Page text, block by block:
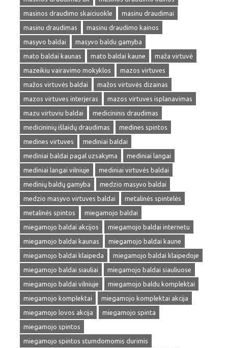
masinos draudimo skaiciuokle
masinu draudimai
masinu draudimas
masinu draudimo kainos
masyvo baldai
masyvo baldu gamyba
mato baldai kaunas
mato baldai kaune
maža virtuvė
mazeikiu vairavimo mokyklos
mazos virtuves
mažos virtuvės baldai
mažos virtuvės dizainas
mazos virtuves interjeras
mazos virtuves isplanavimas
mazu virtuviu baldai
medicininis draudimas
medicininių išlaidų draudimas
medines spintos
medines virtuves
mediniai baldai
mediniai baldai pagal uzsakyma
mediniai langai
mediniai langai vilniuje
mediniai virtuvės baldai
medinių baldų gamyba
medzio masyvo baldai
medzio masyvo virtuves baldai
metalinės spintelės
metalinės spintos
miegamojo baldai
miegamojo baldai akcijos
miegamojo baldai internetu
miegamojo baldai kaunas
miegamojo baldai kaune
miegamojo baldai klaipeda
miegamojo baldai klaipedoje
miegamojo baldai siauliai
miegamojo baldai siauliuose
miegamojo baldai vilniuje
miegamojo baldu komplektai
miegamojo komplektai
miegamojo komplektai akcija
miegamojo lovos akcija
miegamojo spinta
miegamojo spintos
miegamojo spintos stumdomomis durimis